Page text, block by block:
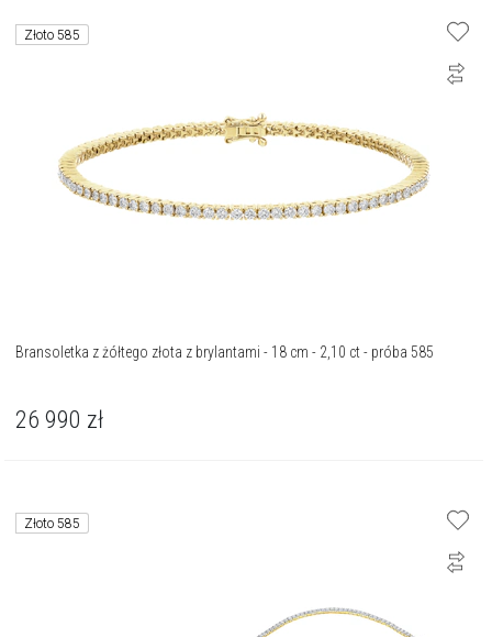
Złoto 585
Bransoletka z żółtego złota z brylantami - 18 cm - 2,10 ct - próba 585
26 990 zł
Złoto 585